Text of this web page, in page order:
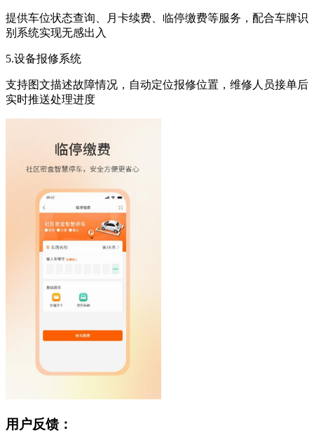
提供车位状态查询、月卡续费、临停缴费等服务，配合车牌识
别系统实现无感出入
5.设备报修系统
支持图文描述故障情况，自动定位报修位置，维修人员接单后
实时推送处理进度
用户反馈：